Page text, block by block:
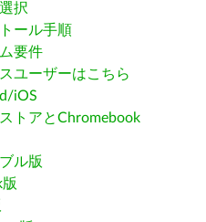
択
ール手順
要件
ユーザーはこちら
iOS
トアとChromebook
ル版